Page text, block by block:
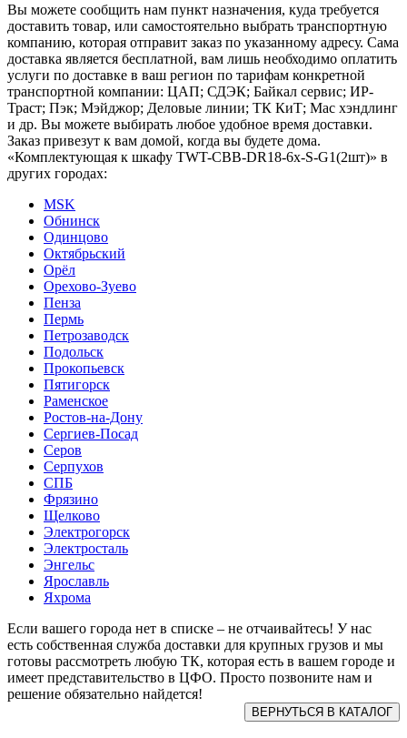
Вы можете сообщить нам пункт назначения, куда требуется
доставить товар, или самостоятельно выбрать транспортную
компанию, которая отправит заказ по указанному адресу. Сама
доставка является бесплатной, вам лишь необходимо оплатить
услуги по доставке в ваш регион по тарифам конкретной
транспортной компании: ЦАП; СДЭК; Байкал сервис; ИР-
Траст; Пэк; Мэйджор; Деловые линии; ТК КиТ; Мас хэндлинг
и др. Вы можете выбирать любое удобное время доставки.
Заказ привезут к вам домой, когда вы будете дома.
«Комплектующая к шкафу TWT-CBB-DR18-6x-S-G1(2шт)» в
других городах:
MSK
Обнинск
Одинцово
Октябрьский
Орёл
Орехово-Зуево
Пенза
Пермь
Петрозаводск
Подольск
Прокопьевск
Пятигорск
Раменское
Ростов-на-Дону
Сергиев-Посад
Серов
Серпухов
СПБ
Фрязино
Щелково
Электрогорск
Электросталь
Энгельс
Ярославль
Яхрома
Если вашего города нет в списке – не отчаивайтесь! У нас
есть собственная служба доставки для крупных грузов и мы
готовы рассмотреть любую ТК, которая есть в вашем городе и
имеет представительство в ЦФО. Просто позвоните нам и
решение обязательно найдется!